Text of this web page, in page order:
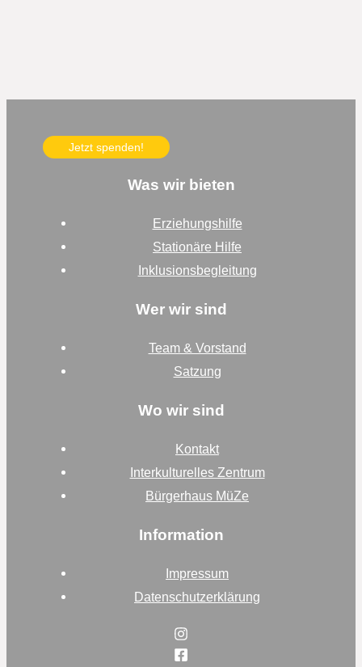
Jetzt spenden!
Was wir bieten
Erziehungshilfe
Stationäre Hilfe
Inklusionsbegleitung
Wer wir sind
Team & Vorstand
Satzung
Wo wir sind
Kontakt
Interkulturelles Zentrum
Bürgerhaus MüZe
Information
Impressum
Datenschutzerklärung